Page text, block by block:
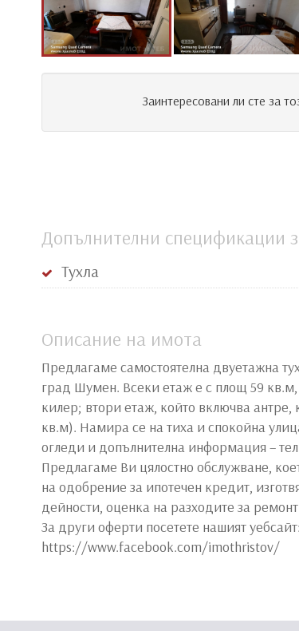
Заинтересовани ли сте за
Допълнителни спецификации
Тухла
Описание на имота
Предлагаме самостоятелна двуетажна
град Шумен. Всеки етаж е с площ 59
килер; втори етаж, който включва
кв.м). Намира се на тиха и спокойна
огледи и допълнителна информация –
Предлагаме Ви цялостно обслужване,
на одобрение за ипотечен кредит,
дейности, оценка на разходите за
За други оферти посетете нашият
https://www.facebook.com/imothristov/